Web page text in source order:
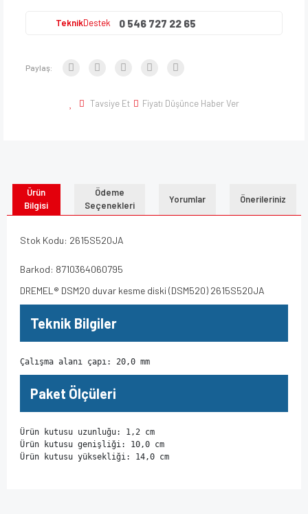
TeknikDestek 0 546 727 22 65
Paylaş:
Tavsiye Et Fiyatı Düşünce Haber Ver
Ürün
Bilgisi
Ödeme
Seçenekleri
Yorumlar Önerileriniz
Stok Kodu: 2615S520JA
Barkod: 8710364060795
DREMEL® DSM20 duvar kesme diski (DSM520) 2615S520JA
Teknik Bilgiler
Çalışma alanı çapı: 20,0 mm
Paket Ölçüleri
Ürün kutusu uzunluğu: 1,2 cm
Ürün kutusu genişliği: 10,0 cm
Ürün kutusu yüksekliği: 14,0 cm